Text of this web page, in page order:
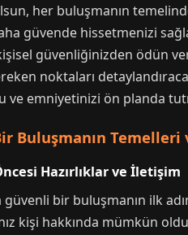
her buluşmanın
güvende hissetmenizi
güvenliğinizden ödün
noktaları
ve emniyetinizi ön planda
Buluşmanın Temelleri
Hazırlıklar ve İletişim
bir buluşmanın ilk
kişi hakkında mümkün